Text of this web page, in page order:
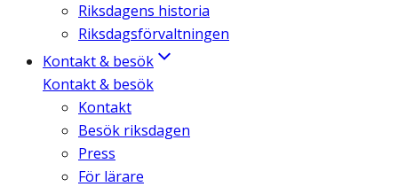
Riksdagens historia
Riksdagsförvaltningen
Kontakt & besök
Kontakt & besök
Kontakt
Besök riksdagen
Press
För lärare